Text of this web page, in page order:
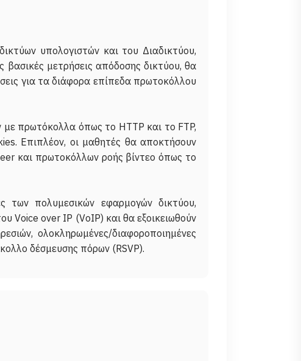
υπολογιστών και του Διαδικτύου,
βασικές μετρήσεις απόδοσης δικτύου, θα
για τα διάφορα επίπεδα πρωτοκόλλου
με πρωτόκολλα όπως το HTTP και το FTP,
Επιπλέον, οι μαθητές θα αποκτήσουν
και πρωτοκόλλων ροής βίντεο όπως το
των πολυμεσικών εφαρμογών δικτύου,
Voice over IP (VoIP) και θα εξοικειωθούν
ολοκληρωμένες/διαφοροποιημένες